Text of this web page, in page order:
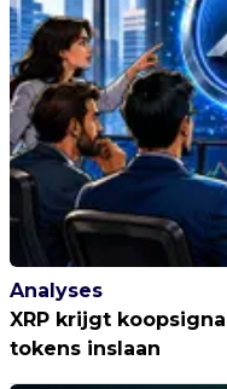
Analyses
XRP krijgt
tokens inslaan